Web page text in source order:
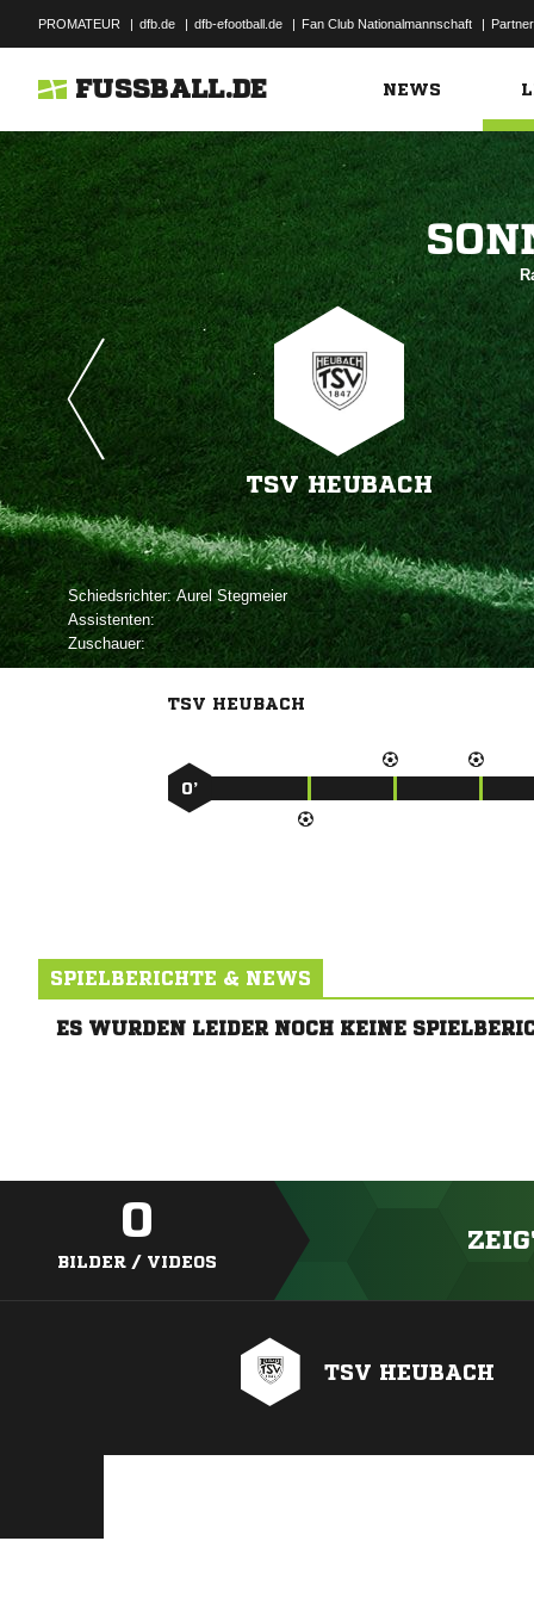
PROMATEUR | dfb.de | dfb-efootball.de | Fan Club Nationalmannschaft | Partner
FUSSBALL.DE NEWS
TSV HEUBACH
Schiedsrichter: 
Assistenten:
Zuschauer:
TSV HEUBACH
0’
SPIELBERICHTE & NEWS
ES WURDEN LEIDER NOCH KEINE
0
BILDER / VIDEOS
TSV HEUBACH